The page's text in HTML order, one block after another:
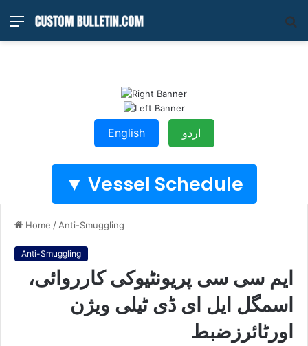
Menu
English اردو
Vessel Schedule ▼
Home / Anti-Smuggling
Anti-Smuggling
ایم سی سی پریونٹیوکی کارروائی،
اسمگل ایل ای ڈی ٹیلی ویژن
اورٹائرزضبط